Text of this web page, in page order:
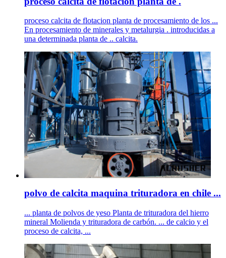
proceso calcita de flotacion planta de procesamiento de los ...
En procesamiento de minerales y metalurgia . introducidas a
una determinada planta de .. calcita.
polvo de calcita maquina trituradora en chile ...
... planta de polvos de yeso Planta de trituradora del hierro
mineral Molienda y trituradora de carbón. ... de calcio y el
proceso de calcita, ...